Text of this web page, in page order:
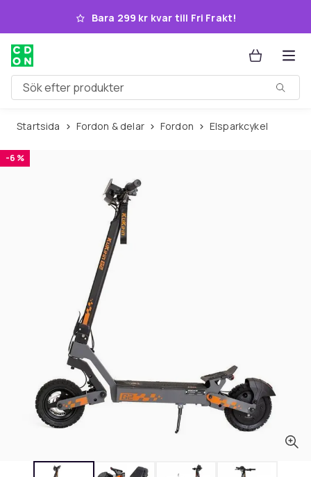
Hoppa till huvudinnehållet
Bara 299 kr kvar till Fri Frakt!
Sök efter produkter
Startsida Fordon & delar Fordon Elsparkcykel
-6 %